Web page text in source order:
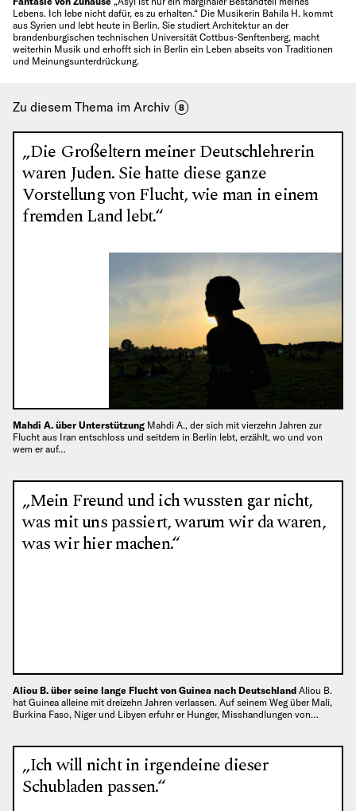
Lebens. Ich lebe nicht dafür, es zu erhalten.“ Die Musikerin Bahila H. kommt
aus Syrien und lebt heute in Berlin. Sie studiert Architektur an der
brandenburgischen technischen Universität Cottbus-Senftenberg, macht
weiterhin Musik und erhofft sich in Berlin ein Leben abseits von Traditionen
und Meinungsunterdrückung.
Zu diesem Thema im Archiv 8
„Die Großeltern meiner Deutschlehrerin
waren Juden. Sie hatte diese ganze
Vorstellung von Flucht, wie man in einem
fremden Land lebt.“
Mahdi A. über Unterstützung Mahdi A., der sich mit vierzehn Jahren zur
Flucht aus Iran entschloss und seitdem in Berlin lebt, erzählt, wo und von
wem er auf…
„Mein Freund und ich wussten gar nicht,
was mit uns passiert, warum wir da waren,
was wir hier machen.“
Aliou B. über seine lange Flucht von Guinea nach Deutschland Aliou B.
hat Guinea alleine mit dreizehn Jahren verlassen. Auf seinem Weg über Mali,
Burkina Faso, Niger und Libyen erfuhr er Hunger, Misshandlungen von…
„Ich will nicht in irgendeine dieser
Schubladen passen.“